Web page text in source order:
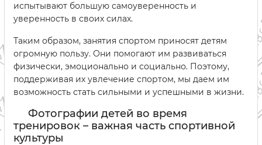
испытывают большую самоуверенность и
уверенность в своих силах.
Таким образом, занятия спортом приносят детям
огромную пользу. Они помогают им развиваться
физически, эмоционально и социально. Поэтому,
поддерживая их увлечение спортом, мы даем им
возможность стать сильными и успешными в жизни.
Фотографии детей во время
тренировок – важная часть спортивной
культуры